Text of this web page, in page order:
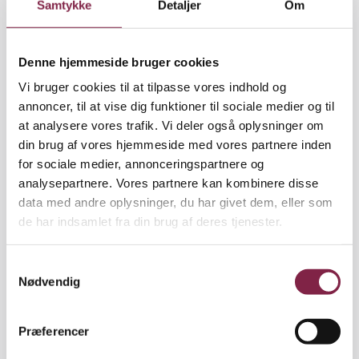
Samtykke Detaljer Om
Denne hjemmeside bruger cookies
Vi bruger cookies til at tilpasse vores indhold og
annoncer, til at vise dig funktioner til sociale medier og til
at analysere vores trafik. Vi deler også oplysninger om
din brug af vores hjemmeside med vores partnere inden
for sociale medier, annonceringspartnere og
analysepartnere. Vores partnere kan kombinere disse
data med andre oplysninger, du har givet dem, eller som
de har indsamlet fra din brug af deres tjenester.
Nødvendig
Præferencer
en øjenåbner både for medarbejdere og forældre.
Børnene tager hurtigt nye roller til sig
Konsulenterne har bl.a. lært os at lave
legemanuskripter, hvor de voksne er aktive
medskabere af legen ud fra et ønske om større
bevidsthed om normkritiske kønsstereotyper.
Manuskriptet skrives i et skema fra
Professionshøjskolen, hvor vi planlægger en
aktivitet, som giver lige adgang til legefællesskaber.
I legemanuskriptet kan pædagogen fx foreslå en
leg, hvor en dreng kan passe babyen, skifte ble osv.,
mens pigen ser tv. Fordelen ved et legemanuskript
er også, at det kan bruges af alle, så hvis en
Projektet har desuden vist, at børnene hurtigt tager
de nye roller til sig og fx selv foreslår, at drengen